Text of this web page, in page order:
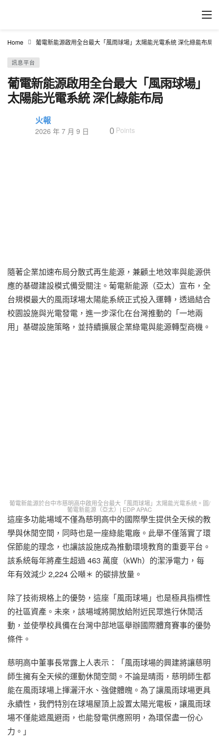
Home 葡電新能源啟用全台最大「風雨球場」太陽能光電系統 深化綠能布局
訊息平台
葡電新能源啟用全台最大「風雨球場」
太陽能光電系統 深化綠能布局
火報
2026 年 7 月 9 日 0 Points
隨著企業加速布局分散式再生能源，兼顧土地效率與能源供
應的基礎建設模式備受關注。葡電新能源（亞太）宣布，全
台規模最大的風雨球場太陽能系統正式投入運轉，透過結合
校園設施與光電發電，進一步深化在台灣推動的「一地兩
用」基礎設施策略，並持續擴展企業綠電與能源轉型商機。
葡電新能源於台中市慈明高中啟用全台最大「風雨球場」太陽能光電系統。圖/
葡電新能源（亞太）| EDP APAC
這座多功能場域不僅為慈明高中的國際學生提供全天候的教
學與休閒空間，同時也是一座綠能電廠。此舉不僅落實了環
保節能的理念，也讓該設施成為推動環境教育的重要平台。
該系統每年將產生超過 463 萬度（kWh）的潔淨電力，每
年有效減少 2,224 公噸＊ 的碳排放量。
除了技術規格上的優勢，這座「風雨球場」也是極具指標性
的社區資產。未來，該場域將開放給附近民眾進行休閒活
動，並使學校具備在台灣中部地區舉辦國際體育賽事的優勢
條件。
慈明高中董事長常露上人表示：「風雨球場的興建將讓慈明
師生擁有全天候的運動休閒空間。不論是晴雨，慈明師生都
能在風雨球場上揮灑汗水、強健體魄。為了讓風雨球場更具
永續性，我們特別在球場屋頂上設置太陽光電板，讓風雨球
場不僅能遮風避雨，也能發電供應照明，為環保盡一份心
力。」